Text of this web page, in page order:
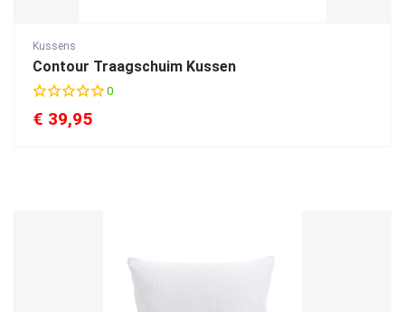
Kussens
Contour Traagschuim Kussen
0
€ 39,95